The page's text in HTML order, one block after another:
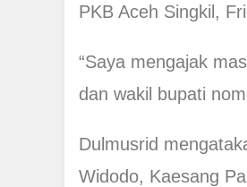
PKB Aceh Singkil,
“Saya mengajak
dan wakil bupati
Dulmusrid
Widodo, Kaesang